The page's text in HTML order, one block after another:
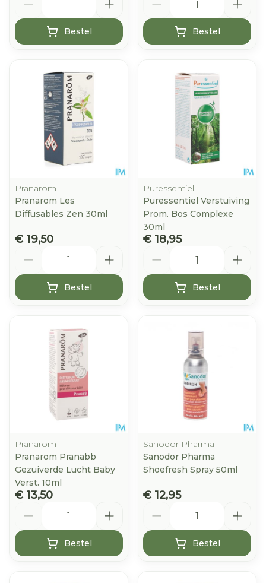
Bestel Bestel
Pranarom
Pranarom Les
Diffusables Zen 30ml
€ 19,50
Bestel
Puressentiel
Puressentiel Verstuiving
Prom. Bos Complexe
30ml
€ 18,95
Bestel
Pranarom
Pranarom Pranabb
Gezuiverde Lucht Baby
Verst. 10ml
€ 13,50
Bestel
Sanodor Pharma
Sanodor Pharma
Shoefresh Spray 50ml
€ 12,95
Bestel